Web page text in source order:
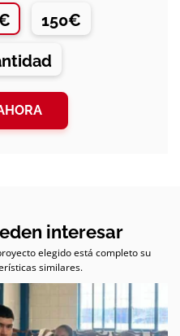
150€
interesar
elegido está completo su
similares.